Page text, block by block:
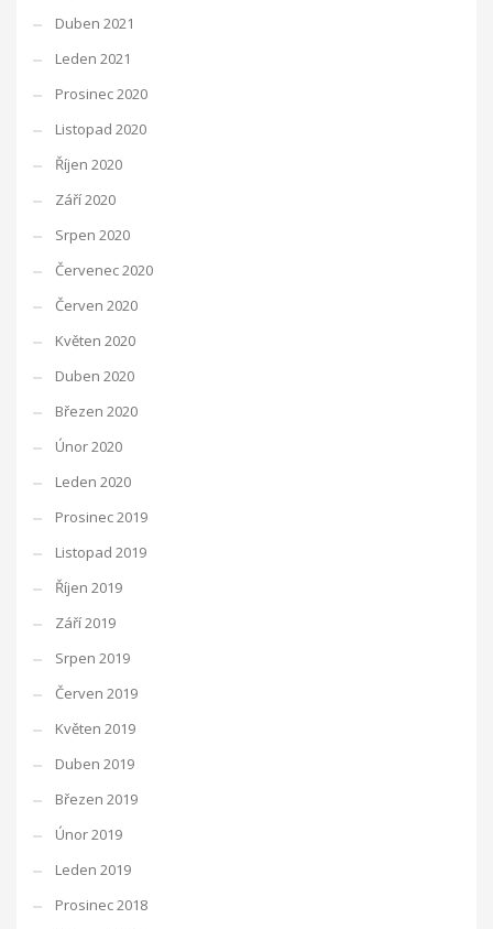
Duben 2021
Leden 2021
Prosinec 2020
Listopad 2020
Říjen 2020
Září 2020
Srpen 2020
Červenec 2020
Červen 2020
Květen 2020
Duben 2020
Březen 2020
Únor 2020
Leden 2020
Prosinec 2019
Listopad 2019
Říjen 2019
Září 2019
Srpen 2019
Červen 2019
Květen 2019
Duben 2019
Březen 2019
Únor 2019
Leden 2019
Prosinec 2018